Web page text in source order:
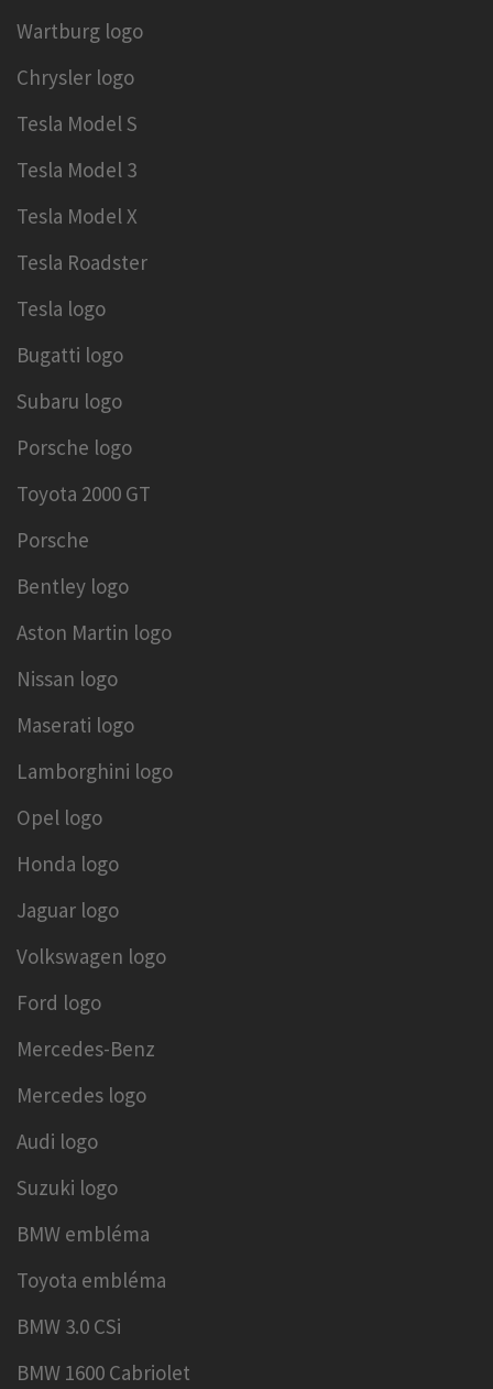
Wartburg logo
Chrysler logo
Tesla Model S
Tesla Model 3
Tesla Model X
Tesla Roadster
Tesla logo
Bugatti logo
Subaru logo
Porsche logo
Toyota 2000 GT
Porsche
Bentley logo
Aston Martin logo
Nissan logo
Maserati logo
Lamborghini logo
Opel logo
Honda logo
Jaguar logo
Volkswagen logo
Ford logo
Mercedes-Benz
Mercedes logo
Audi logo
Suzuki logo
BMW embléma
Toyota embléma
BMW 3.0 CSi
BMW 1600 Cabriolet